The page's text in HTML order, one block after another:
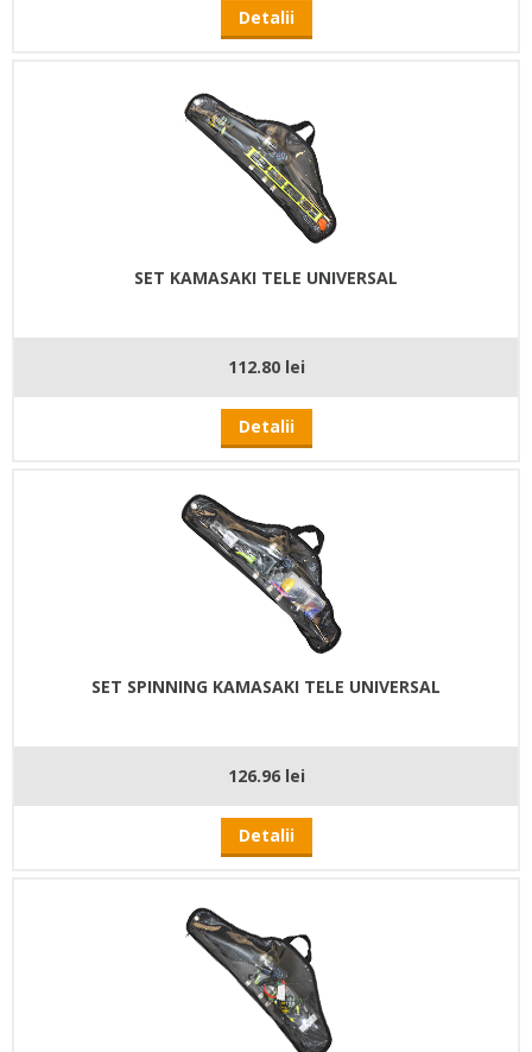
Detalii
SET KAMASAKI TELE UNIVERSAL
112.80 lei
Detalii
SET SPINNING KAMASAKI TELE UNIVERSAL
126.96 lei
Detalii